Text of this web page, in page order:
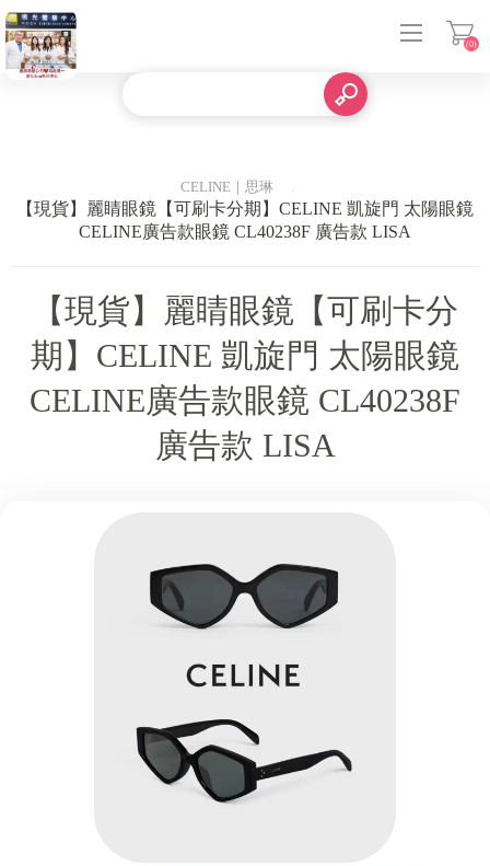
(0)
CELINE｜思琳
【現貨】麗睛眼鏡【可刷卡分期】CELINE 凱旋門 太陽眼鏡
CELINE廣告款眼鏡 CL40238F 廣告款 LISA
【現貨】麗睛眼鏡【可刷卡分
期】CELINE 凱旋門 太陽眼鏡
CELINE廣告款眼鏡 CL40238F
廣告款 LISA